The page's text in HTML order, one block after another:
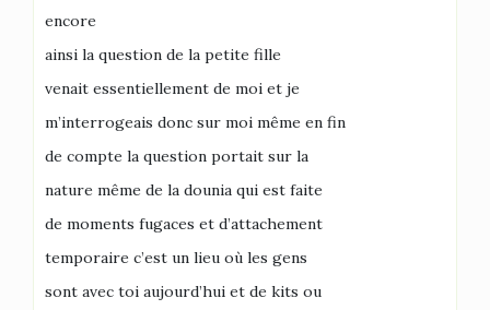
encore
ainsi la question de la petite fille
venait essentiellement de moi et je
m’interrogeais donc sur moi même en fin
de compte la question portait sur la
nature même de la dounia qui est faite
de moments fugaces et d’attachement
temporaire c’est un lieu où les gens
sont avec toi aujourd’hui et de kits ou